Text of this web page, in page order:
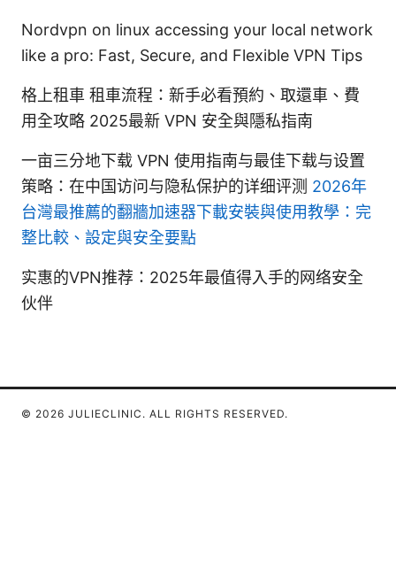
Nordvpn on linux accessing your local network
like a pro: Fast, Secure, and Flexible VPN Tips
格上租車 租車流程：新手必看預約、取還車、費
用全攻略 2025最新 VPN 安全與隱私指南
一亩三分地下载 VPN 使用指南与最佳下载与设置
策略：在中国访问与隐私保护的详细评测 2026年
台灣最推薦的翻牆加速器下載安裝與使用教學：完
整比較、設定與安全要點
实惠的VPN推荐：2025年最值得入手的网络安全
伙伴
© 2026 JULIECLINIC. ALL RIGHTS RESERVED.